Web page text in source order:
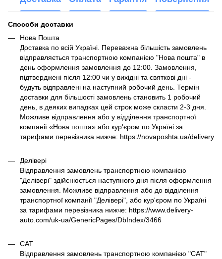
Способи доставки
Нова Пошта
Доставка по всій Україні. Переважна більшість замовлень
відправляється транспортною компанією "Нова пошта" в
день оформлення замовлення до 12:00. Замовлення,
підтверджені після 12:00 чи у вихідні та святкові дні -
будуть відправлені на наступний робочий день. Термін
доставки для більшості замовлень становить 1 робочий
день, в деяких випадках цей строк може скласти 2-3 дня.
Можливе відправлення або у відділення транспортної
компанії «Нова пошта» або кур'єром по Україні за
тарифами перевізника нижче: https://novaposhta.ua/delivery
Делівері
Відправлення замовлень транспортною компанією
"Делівері" здійснюється наступного дня після оформлення
замовлення. Можливе відправлення або до відділення
транспортної компанії "Делівері", або кур'єром по Україні
за тарифами перевізника нижче: https://www.delivery-
auto.com/uk-ua/GenericPages/DbIndex/3466
САТ
Відправлення замовлень транспортною компанією "САТ"